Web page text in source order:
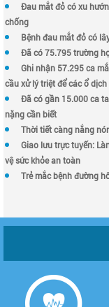
Đau mắt đỏ có xu
chống
Bệnh đau mắt đỏ có
Đã có 75.795 trường
Ghi nhận 57.295 ca
cầu xử lý triệt để các ổ dịch
Đã có gần 15.000 ca
nặng cần biết
Thời tiết càng nắng
Giao lưu trực tuyến:
vệ sức khỏe an toàn
Trẻ mắc bệnh đường